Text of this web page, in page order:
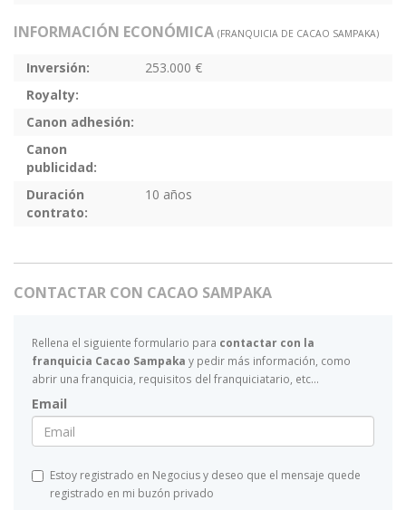
INFORMACIÓN ECONÓMICA (FRANQUICIA DE CACAO SAMPAKA)
Inversión:
253.000 €
Royalty:
Canon adhesión:
Canon
publicidad:
Duración
contrato:
10 años
CONTACTAR CON CACAO SAMPAKA
Rellena el siguiente formulario para contactar con la
franquicia Cacao Sampaka y pedir más información, como
abrir una franquicia, requisitos del franquiciatario, etc...
Email
Estoy registrado en Negocius y deseo que el mensaje quede
registrado en mi buzón privado